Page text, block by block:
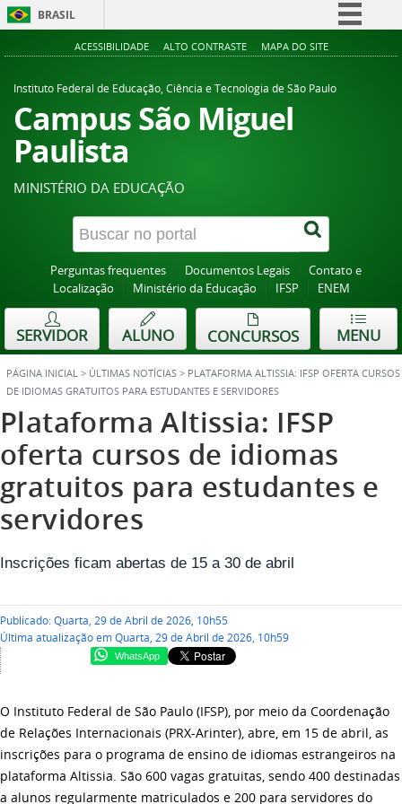
BRASIL
Simplifique!
Acesso à informação
ACESSIBILIDADE ALTO CONTRASTE MAPA DO SITE
Instituto Federal de Educação, Ciência e Tecnologia de São Paulo
Campus São Miguel
Paulista
MINISTÉRIO DA EDUCAÇÃO
Perguntas frequentes Documentos Legais
Contato e
Localização
Ministério da Educação IFSP ENEM
PÁGINA INICIAL > ÚLTIMAS NOTÍCIAS > PLATAFORMA ALTISSIA: IFSP OFERTA CURSOS
DE IDIOMAS GRATUITOS PARA ESTUDANTES E SERVIDORES
SERVIDOR ALUNO CONCURSOS MENU
Plataforma Altissia: IFSP
oferta cursos de idiomas
gratuitos para estudantes e
servidores
Inscrições ficam abertas de 15 a 30 de abril
Publicado: Quarta, 29 de Abril de 2026, 10h55
Última atualização em Quarta, 29 de Abril de 2026, 10h59
WhatsApp
O Instituto Federal de São Paulo (IFSP), por meio da Coordenação
de Relações Internacionais (PRX-Arinter), abre, em 15 de abril, as
inscrições para o programa de ensino de idiomas estrangeiros na
plataforma Altissia. São 600 vagas gratuitas, sendo 400 destinadas
a alunos regularmente matriculados e 200 para servidores do